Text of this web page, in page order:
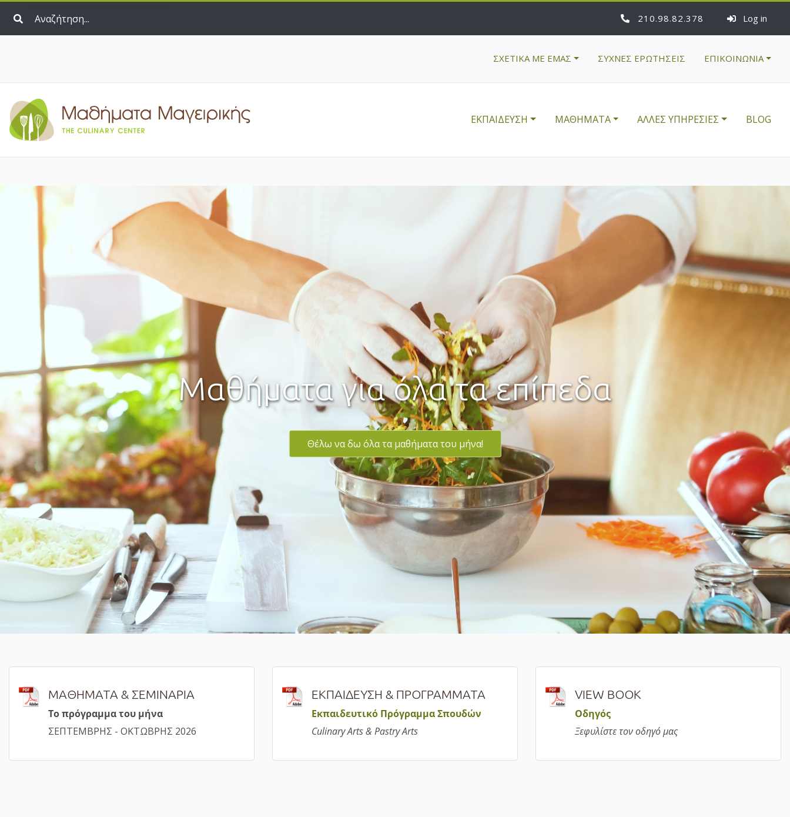
210 98 82 378 Log in
ΣΧΕΤΙΚΑ ΜΕ ΕΜΑΣ ΣΥΧΝΕΣ ΕΡΩΤΗΣΕΙΣ ΕΠΙΚΟΙΝΩΝΙΑ
ΕΚΠΑΙΔΕΥΣΗ ΜΑΘΗΜΑΤΑ ΑΛΛΕΣ ΥΠΗΡΕΣΙΕΣ BLOG
Ανακαλύψτε τα ΟΛΑ!
Σεμινάρια & Προγράμματα
Δείτε τα εδώ
ΜΑΘΗΜΑΤΑ & ΣΕΜΙΝΑΡΙΑ
Το πρόγραμμα του μήνα
ΣΕΠΤΕΜΒΡΗΣ - ΟΚΤΩΒΡΗΣ 2026
ΕΚΠΑΙΔΕΥΣΗ & ΠΡΟΓΡΑΜΜΑΤΑ
Εκπαιδευτικό Πρόγραμμα Σπουδών
Culinary Arts & Pastry Arts
VIEW BOOK
Οδηγός
Ξεφυλίστε τον οδηγό μας